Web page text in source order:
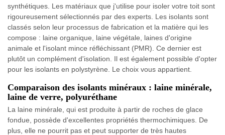
synthétiques. Les matériaux que j'utilise pour isoler votre toit sont
rigoureusement sélectionnés par des experts. Les isolants sont
classés selon leur processus de fabrication et la matière qui les
compose : laine organique, laine végétale, laines d'origine
animale et l'isolant mince réfléchissant (PMR). Ce dernier est
plutôt un complément d'isolation. Il est également possible d'opter
pour les isolants en polystyrène. Le choix vous appartient.
Comparaison des isolants minéraux : laine minérale,
laine de verre, polyuréthane
La laine minérale, qui est produite à partir de roches de glace
fondue, possède d'excellentes propriétés thermochimiques. De
plus, elle ne pourrit pas et peut supporter de très hautes